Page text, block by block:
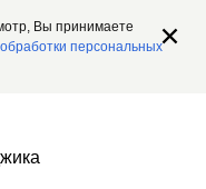
Вы принимаете
персональных